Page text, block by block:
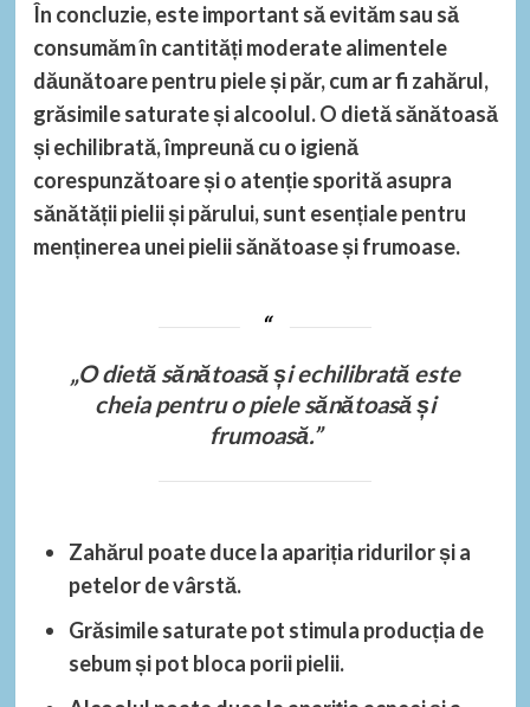
În concluzie, este important să evităm sau să
consumăm în cantități moderate alimentele
dăunătoare pentru piele și păr, cum ar fi zahărul,
grăsimile saturate și alcoolul. O dietă sănătoasă
și echilibrată, împreună cu o igienă
corespunzătoare și o atenție sporită asupra
sănătății pielii și părului, sunt esențiale pentru
menținerea unei pielii sănătoase și frumoase.
„O dietă sănătoasă și echilibrată este
cheia pentru o piele sănătoasă și
frumoasă.”
Zahărul poate duce la apariția ridurilor și a
petelor de vârstă.
Grăsimile saturatepot stimula producția de
sebum și pot bloca porii pielii.